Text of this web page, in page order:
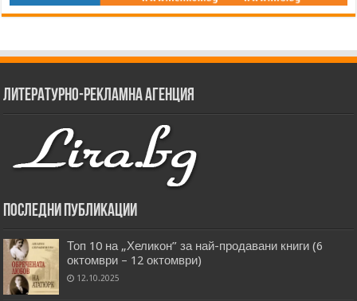
Литературно-рекламна агенция
Последни публикации
Топ 10 на „Хеликон” за най-продавани книги (6
октомври – 12 октомври)
12.10.2025